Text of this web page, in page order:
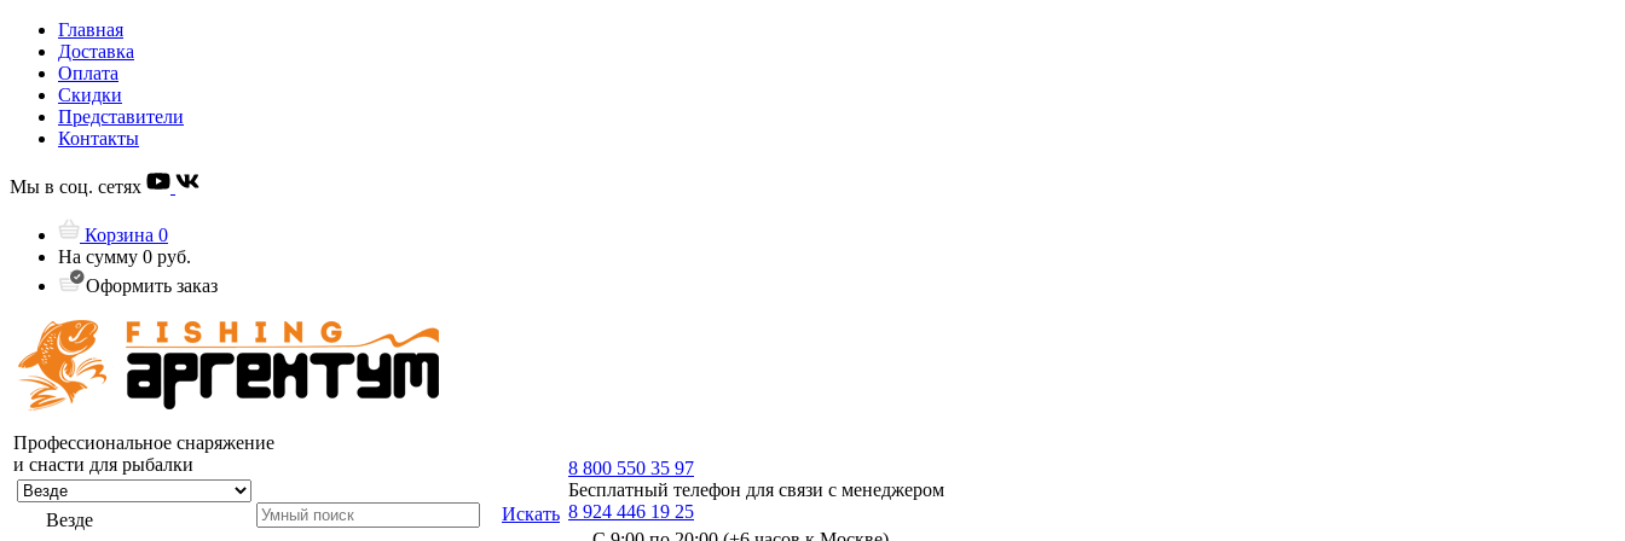
Главная
Доставка
Оплата
Скидки
Представители
Контакты
Мы в соц. сетях
Корзина 0
На сумму 0 руб.
Оформить заказ
Профессиональное снаряжение
и снасти для рыбалки
Везде Искать
8 800 550 35 97
Бесплатный телефон для связи с менеджером
8 924 446 19 25